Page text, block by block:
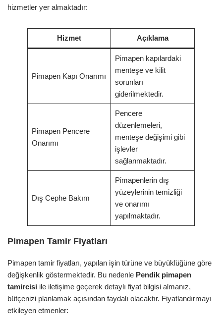
hizmetler yer almaktadır:
Hizmet Açıklama
Pimapen Kapı Onarımı
Pimapen kapılardaki
menteşe ve kilit
sorunları
giderilmektedir.
Pimapen Pencere
Onarımı
Pencere
düzenlemeleri,
menteşe değişimi gibi
işlevler
sağlanmaktadır.
Dış Cephe Bakım
Pimapenlerin dış
yüzeylerinin temizliği
ve onarımı
yapılmaktadır.
Pimapen Tamir Fiyatları
Pimapen tamir fiyatları, yapılan işin türüne ve büyüklüğüne göre
değişkenlik göstermektedir. Bu nedenle Pendik pimapen
tamircisi ile iletişime geçerek detaylı fiyat bilgisi almanız,
bütçenizi planlamak açısından faydalı olacaktır. Fiyatlandırmayı
etkileyen etmenler: